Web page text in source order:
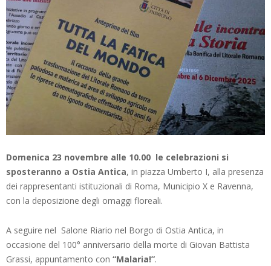
Domenica 23 novembre alle 10.00 le celebrazioni si
sposteranno a Ostia Antica, in piazza Umberto I, alla presenza
dei rappresentanti istituzionali di Roma, Municipio X e Ravenna,
con la deposizione degli omaggi floreali.
A seguire nel Salone Riario nel Borgo di Ostia Antica, in
occasione del 100° anniversario della morte di Giovan Battista
Grassi, appuntamento con “Malaria!”.